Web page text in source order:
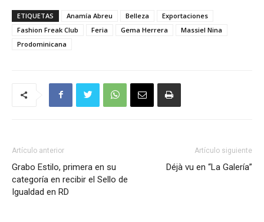
ETIQUETAS Anamía Abreu Belleza
Exportaciones
Fashion Freak Club
Feria Gema Herrera
Massiel Nina
Prodominicana
Artículo anterior
Grabo Estilo, primera en su
categoría en recibir el Sello de
Igualdad en RD
Artículo siguiente
Déjà vu en “La Galería”